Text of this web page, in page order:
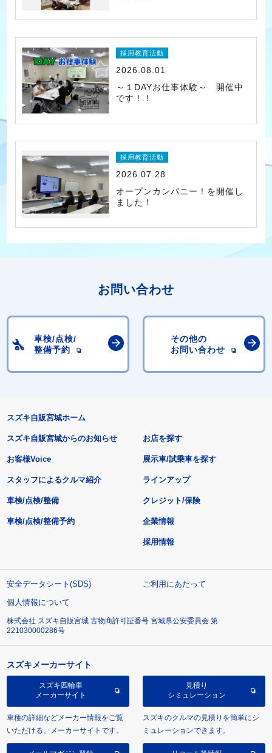
採用教育活動
2026.08.01
～１DAYお仕事体験～ 開催中
です！！
採用教育活動
2026.07.28
オープンカンパニー！を開催し
ました！
お問い合わせ
車検/点検/
整備予約
その他の
お問い合わせ
スズキ自販宮城ホーム
スズキ自販宮城からのお知らせ
お客様Voice
スタッフによるクルマ紹介
お店を探す
展示車/試乗車を探す
ラインアップ
車検/点検/整備 クレジット/保険
車検/点検/整備予約 企業情報
採用情報
安全データシート(SDS)
ご利用にあたって
個人情報について
株式会社 スズキ自販宮城 古物商許可証番号 宮城県公安委員会 第
221030000286号
スズキメーカーサイト
スズキ四輪車
メーカーサイト
車種の詳細などメーカー情報をご覧
いただける、メーカーサイトです。
見積り
シミュレーション
スズキのクルマの見積りを簡単にシ
ミュレーションできます。